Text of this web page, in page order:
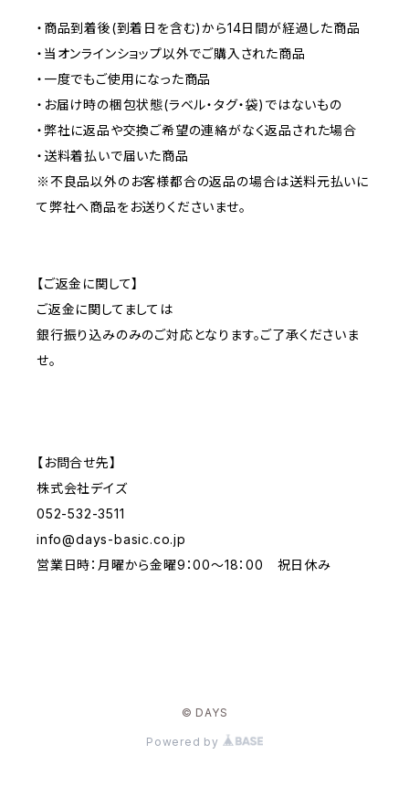
・商品到着後(到着日を含む)から14日間が経過した商品
・当オンラインショップ以外でご購入された商品
・一度でもご使用になった商品
・お届け時の梱包状態(ラベル・タグ・袋)ではないもの
・弊社に返品や交換ご希望の連絡がなく返品された場合
・送料着払いで届いた商品
※不良品以外のお客様都合の返品の場合は送料元払いに
て弊社へ商品をお送りくださいませ。
【ご返金に関して】
ご返金に関してましては
銀行振り込みのみのご対応となります。ご了承くださいま
せ。
【お問合せ先】
株式会社デイズ
052-532-3511
info@days-basic.co.jp
営業日時：月曜から金曜9：00～18：00 祝日休み
© DAYS
Powered by